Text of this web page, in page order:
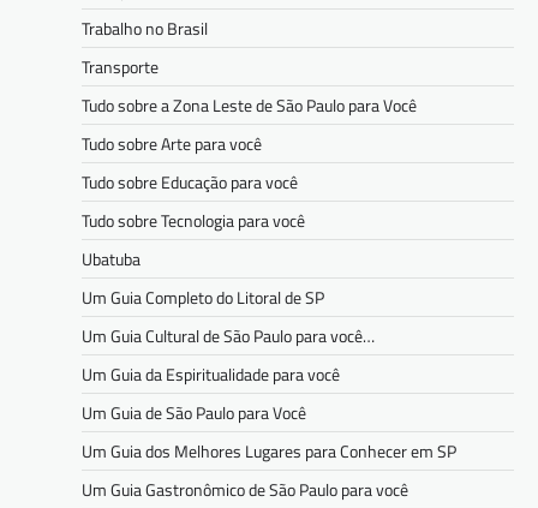
Trabalho no Brasil
Transporte
Tudo sobre a Zona Leste de São Paulo para Você
Tudo sobre Arte para você
Tudo sobre Educação para você
Tudo sobre Tecnologia para você
Ubatuba
Um Guia Completo do Litoral de SP
Um Guia Cultural de São Paulo para você…
Um Guia da Espiritualidade para você
Um Guia de São Paulo para Você
Um Guia dos Melhores Lugares para Conhecer em SP
Um Guia Gastronômico de São Paulo para você